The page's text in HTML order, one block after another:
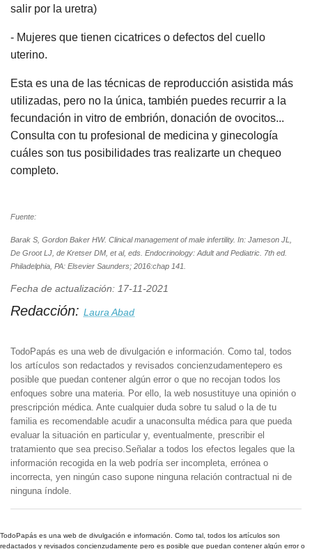
salir por la uretra)
- Mujeres que tienen cicatrices o defectos del cuello
uterino.
Esta es una de las técnicas de reproducción asistida más
utilizadas, pero no la única, también puedes recurrir a la
fecundación in vitro de embrión, donación de ovocitos...
Consulta con tu profesional de medicina y ginecología
cuáles son tus posibilidades tras realizarte un chequeo
completo.
Fuente:
Barak S, Gordon Baker HW. Clinical management of male infertility. In: Jameson JL,
De Groot LJ, de Kretser DM, et al, eds. Endocrinology: Adult and Pediatric. 7th ed.
Philadelphia, PA: Elsevier Saunders; 2016:chap 141.
Fecha de actualización: 17-11-2021
Redacción: Laura Abad
TodoPapás es una web de divulgación e información. Como tal, todos
los artículos son redactados y revisados concienzudamentepero es
posible que puedan contener algún error o que no recojan todos los
enfoques sobre una materia. Por ello, la web nosustituye una opinión o
prescripción médica. Ante cualquier duda sobre tu salud o la de tu
familia es recomendable acudir a unaconsulta médica para que pueda
evaluar la situación en particular y, eventualmente, prescribir el
tratamiento que sea preciso.Señalar a todos los efectos legales que la
información recogida en la web podría ser incompleta, errónea o
incorrecta, yen ningún caso supone ninguna relación contractual ni de
ninguna índole.
TodoPapás es una web de divulgación e información. Como tal, todos los artículos son
redactados y revisados concienzudamente pero es posible que puedan contener algún error o